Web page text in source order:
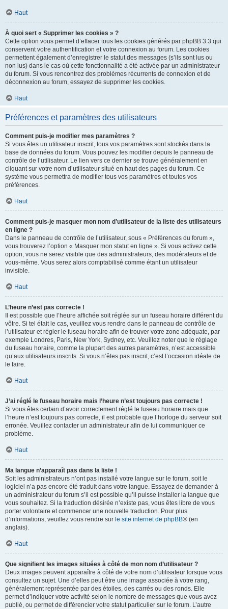
Haut
À quoi sert « Supprimer les cookies » ?
Cette option vous permet d’effacer tous les cookies générés par phpBB 3.3 qui
conservent votre authentification et votre connexion au forum. Les cookies
permettent également d’enregistrer le statut des messages (s’ils sont lus ou
non lus) dans le cas où cette fonctionnalité a été activée par un administrateur
du forum. Si vous rencontrez des problèmes récurrents de connexion et de
déconnexion au forum, essayez de supprimer les cookies.
Haut
Préférences et paramètres des utilisateurs
Comment puis-je modifier mes paramètres ?
Si vous êtes un utilisateur inscrit, tous vos paramètres sont stockés dans la
base de données du forum. Vous pouvez les modifier depuis le panneau de
contrôle de l’utilisateur. Le lien vers ce dernier se trouve généralement en
cliquant sur votre nom d’utilisateur situé en haut des pages du forum. Ce
système vous permettra de modifier tous vos paramètres et toutes vos
préférences.
Haut
Comment puis-je masquer mon nom d’utilisateur de la liste des utilisateurs
en ligne ?
Dans le panneau de contrôle de l’utilisateur, sous « Préférences du forum »,
vous trouverez l’option « Masquer mon statut en ligne ». Si vous activez cette
option, vous ne serez visible que des administrateurs, des modérateurs et de
vous-même. Vous serez alors comptabilisé comme étant un utilisateur
invisible.
Haut
L’heure n’est pas correcte !
Il est possible que l’heure affichée soit réglée sur un fuseau horaire différent du
vôtre. Si tel était le cas, veuillez vous rendre dans le panneau de contrôle de
l’utilisateur et régler le fuseau horaire afin de trouver votre zone adéquate, par
exemple Londres, Paris, New York, Sydney, etc. Veuillez noter que le réglage
du fuseau horaire, comme la plupart des autres paramètres, n’est accessible
qu’aux utilisateurs inscrits. Si vous n’êtes pas inscrit, c’est l’occasion idéale de
le faire.
Haut
J’ai réglé le fuseau horaire mais l’heure n’est toujours pas correcte !
Si vous êtes certain d’avoir correctement réglé le fuseau horaire mais que
l’heure n’est toujours pas correcte, il est probable que l’horloge du serveur soit
erronée. Veuillez contacter un administrateur afin de lui communiquer ce
problème.
Haut
Ma langue n’apparaît pas dans la liste !
Soit les administrateurs n’ont pas installé votre langue sur le forum, soit le
logiciel n’a pas encore été traduit dans votre langue. Essayez de demander à
un administrateur du forum s’il est possible qu’il puisse installer la langue que
vous souhaitez. Si la traduction désirée n’existe pas, vous êtes libre de vous
porter volontaire et commencer une nouvelle traduction. Pour plus
d’informations, veuillez vous rendre sur le site internet de phpBB® (en
anglais).
Haut
Que signifient les images situées à côté de mon nom d’utilisateur ?
Deux images peuvent apparaître à côté de votre nom d’utilisateur lorsque vous
consultez un sujet. Une d’elles peut être une image associée à votre rang,
généralement représentée par des étoiles, des carrés ou des ronds. Elle
permet d’indiquer votre activité selon le nombre de messages que vous avez
publié, ou permet de différencier votre statut particulier sur le forum. L’autre